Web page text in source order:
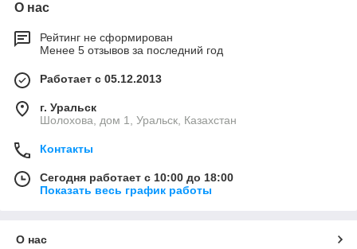
О нас
Рейтинг не сформирован
Менее 5 отзывов за последний год
Работает с 05.12.2013
г. Уральск
Шолохова, дом 1, Уральск, Казахстан
Контакты
Сегодня работает с 10:00 до 18:00
Показать весь график работы
О нас